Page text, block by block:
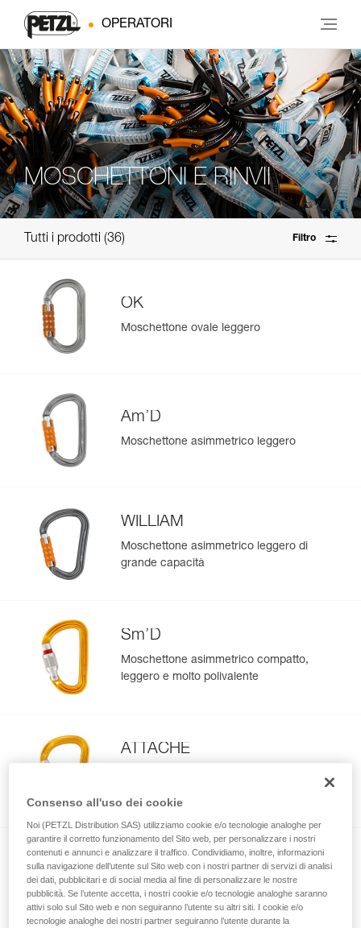
OPERATORI
MOSCHETTONI E RINVII
Tutti i prodotti 36 Filtro
OK
Moschettone ovale leggero
Am’D
Moschettone asimmetrico leggero
WILLIAM
Moschettone asimmetrico leggero di
grande capacità
Sm’D
Moschettone asimmetrico compatto,
leggero e molto polivalente
ATTACHE
ATTACHE BAR
Moschettone asimmetrico unidirezionale,
compatto e leggero
Consenso all'uso dei cookie
Noi (PETZL Distribution SAS) utilizziamo cookie e/o tecnologie analoghe per
garantire il corretto funzionamento del Sito web, per personalizzare i nostri
contenuti e annunci e analizzare il traffico. Condividiamo, inoltre, informazioni
sulla navigazione dell’utente sul Sito web con i nostri partner di servizi di analisi
dei dati, pubblicitari e di social media al fine di personalizzare le nostre
pubblicità. Se l’utente accetta, i nostri cookie e/o tecnologie analoghe saranno
attivi solo sul Sito web e non seguiranno l’utente su altri siti. I cookie e/o
tecnologie analoghe dei nostri partner seguiranno l’utente durante la